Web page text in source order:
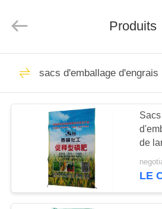
APERÇU
PRODUITS
PROPOS
NOUS
Management
Services
sacs pp tissé
Produits
sacs d'emballage d'engrais
de
LE